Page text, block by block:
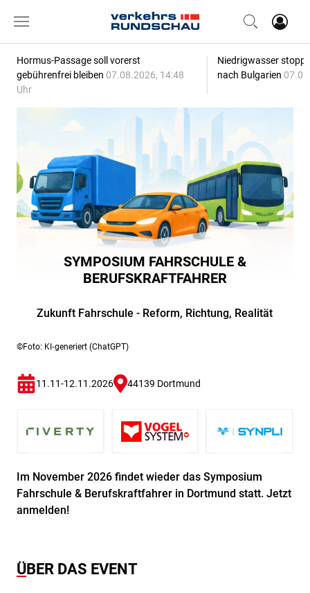
Hormus-Passage soll vorerst
gebührenfrei bleiben 07.08.2026, 14:48
Uhr
Niedrigwasser
nach Bulgarien
SYMPOSIUM FAHRSCHULE &
BERUFSKRAFTFAHRER
Zukunft Fahrschule - Reform, Richtung, Realität
©Foto: KI‑generiert (ChatGPT)
11.11-12.11.2026 44139 Dortmund
Im November 2026 findet wieder das Symposium
Fahrschule & Berufskraftfahrer in Dortmund statt. Jetzt
anmelden!
ÜBER DAS EVENT